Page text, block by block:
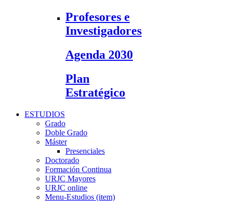
Profesores e
Investigadores
Agenda 2030
Plan
Estratégico
ESTUDIOS
Grado
Doble Grado
Máster
Presenciales
Doctorado
Formación Continua
URJC Mayores
URJC online
Menu-Estudios (item)